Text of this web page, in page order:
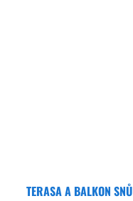
TERASA A BALKON SNŮ